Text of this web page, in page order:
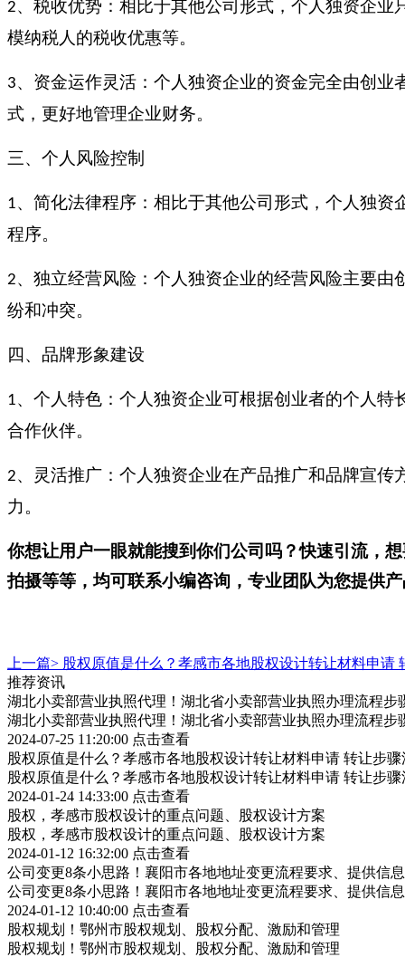
2、税收优势：相比于其他公司形式，个人独资企
模纳税人的税收优惠等。
3、资金运作灵活：个人独资企业的资金完全由创
式，更好地管理企业财务。
三、个人风险控制
1、简化法律程序：相比于其他公司形式，个人独
程序。
2、独立经营风险：个人独资企业的经营风险主要
纷和冲突。
四、品牌形象建设
1、个人特色：个人独资企业可根据创业者的个人
合作伙伴。
2、灵活推广：个人独资企业在产品推广和品牌宣
力。
你想让用户一眼就能搜到你们公司吗？快速引流，
拍摄等等，均可联系小编咨询，专业团队为您提供
上一篇> 股权原值是什么？孝感市各地股权设计转让材料申请
推荐资讯
湖北小卖部营业执照代理！湖北省小卖部营业执照办理流程步
湖北小卖部营业执照代理！湖北省小卖部营业执照办理流程步
2024-07-25 11:20:00 点击查看
股权原值是什么？孝感市各地股权设计转让材料申请 转让步
股权原值是什么？孝感市各地股权设计转让材料申请 转让步
2024-01-24 14:33:00 点击查看
股权，孝感市股权设计的重点问题、股权设计方案
股权，孝感市股权设计的重点问题、股权设计方案
2024-01-12 16:32:00 点击查看
公司变更8条小思路！襄阳市各地地址变更流程要求、提供信
公司变更8条小思路！襄阳市各地地址变更流程要求、提供信
2024-01-12 10:40:00 点击查看
股权规划！鄂州市股权规划、股权分配、激励和管理
股权规划！鄂州市股权规划、股权分配、激励和管理